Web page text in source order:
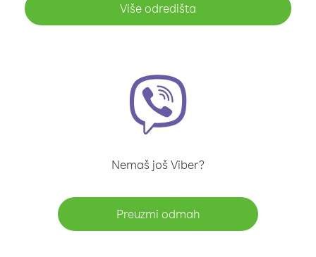
Više odredišta
Nemaš još Viber?
Preuzmi odmah